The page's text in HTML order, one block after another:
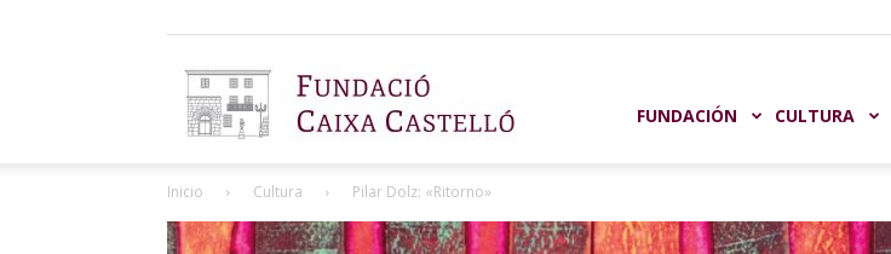
Caja
FUNDACIÓN CULTURA
Inicio Cultura Pilar Dolz: «Ritorno»